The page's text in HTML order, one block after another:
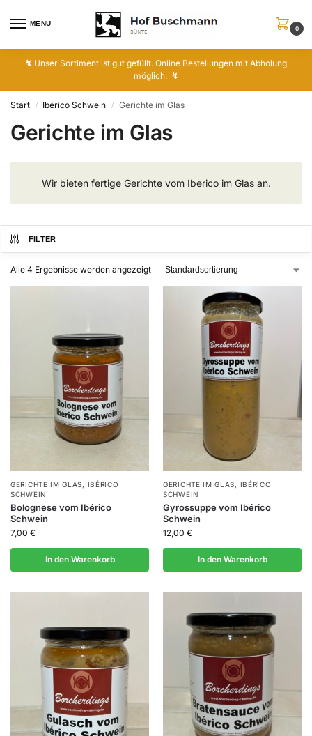
MENÜ
0
↯ Unser Sortiment ist gut gefüllt. Online Bestellungen mit Abholung
möglich. ↯
Start / Ibérico Schwein / Gerichte im Glas
Gerichte im Glas
Wir bieten fertige Gerichte vom Iberico im Glas an.
FILTER
Alle 4 Ergebnisse werden angezeigt
GERICHTE IM GLAS, IBÉRICO
SCHWEIN
Bolognese vom Ibérico
Schwein
7,00 €
In den Warenkorb
GERICHTE IM GLAS, IBÉRICO
SCHWEIN
Gyrossuppe vom Ibérico
Schwein
12,00 €
In den Warenkorb